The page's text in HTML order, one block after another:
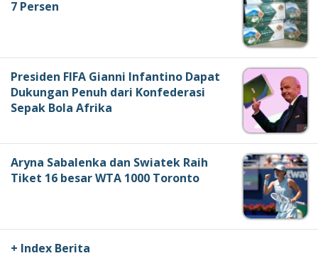
7 Persen
Presiden FIFA Gianni Infantino Dapat
Dukungan Penuh dari Konfederasi
Sepak Bola Afrika
Aryna Sabalenka dan Swiatek Raih
Tiket 16 besar WTA 1000 Toronto
+ Index Berita